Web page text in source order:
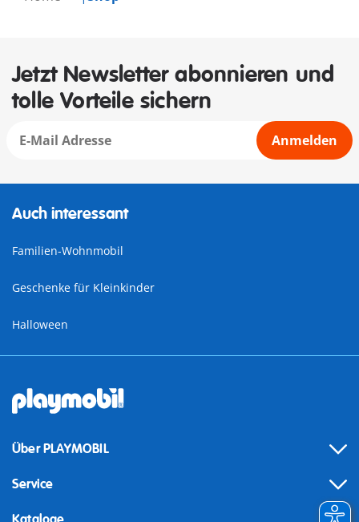
Jetzt Newsletter abonnieren und
tolle Vorteile sichern
Anmelden
Auch interessant
Familien-Wohnmobil
Geschenke für Kleinkinder
Halloween
Über PLAYMOBIL
Service